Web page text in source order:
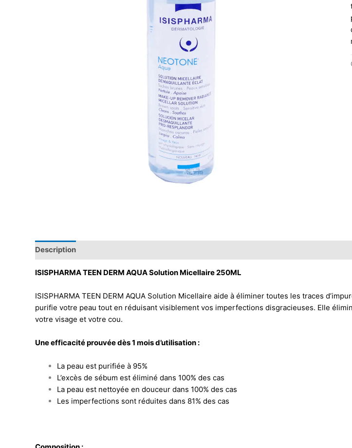
Description
ISISPHARMA TEEN DERM AQUA Solution Micellaire 250ML
ISISPHARMA TEEN DERM AQUA Solution Micellaire aide à éliminer toutes les traces
purifie votre peau tout en réduisant visiblement vos imperfections disgracieuses. Elle
votre visage et votre cou.
Une efficacité prouvée dès 1 mois d’utilisation :
La peau est purifiée à 95%
L’excès de sébum est éliminé dans 100% des cas
La peau est nettoyée en douceur dans 100% des cas
Les imperfections sont réduites dans 81% des cas